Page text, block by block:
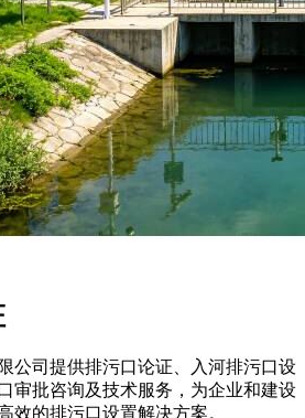
公司提供排污口论证、入河排污口设
审批咨询及技术服务，为企业和建设
效的排污口设置解决方案。